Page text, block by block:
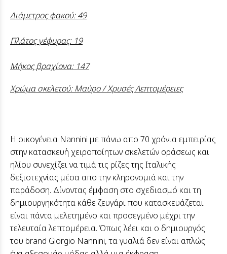
Διάμετρος φακού: 49
Πλάτος γέφυρας: 19
Μήκος βραχίονα: 147
Χρώμα σκελετού: Μαύρο / Χρυσές Λεπτομέρειες
Η οικογένεια Nannini με πάνω απο 70 χρόνια εμπειρίας
στην κατασκευή χειροποίητων σκελετών οράσεως και
ηλίου συνεχίζει να τιμά τις ρίζες της Ιταλικής
δεξιοτεχνίας μέσα απο την κληρονομιά και την
παράδοση. Δίνοντας έμφαση στο σχεδιασμό και τη
δημιουργηκότητα κάθε ζευγάρι που κατασκευάζεται
είναι πάντα μελετημένο και προσεγμένο μέχρι την
τελευταία λεπτομέρεια. Όπως λέει και ο δημιουργός
του brand Giorgio Nannini, τα γυαλιά δεν είναι απλώς